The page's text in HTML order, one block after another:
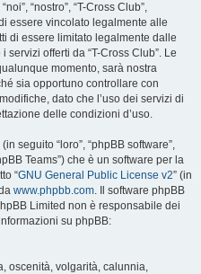
“nostro”, “T-Cross Club”,
essere vincolato legalmente alle
di essere limitato legalmente dalle
offerti da “T-Cross Club”. Le
momento, sarà nostra
sia opportuno controllare con
dato che l’uso dei servizi di
delle condizioni d’uso.
seguito “loro”, “phpBB software”,
Teams”) che è un software per la
“GNU General Public License v2” (in
www.phpbb.com. Il software phpBB
Limited non è responsabile dei
su phpBB:
oscenità, volgarità, calunnia,